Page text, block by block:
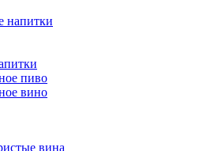
напитки
пиво
вино
вина